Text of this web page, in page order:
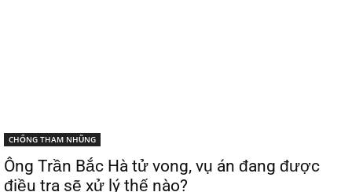
CHỐNG THAM NHŨNG
Ông Trần Bắc Hà tử vong, vụ án đang được
điều tra sẽ xử lý thế nào?